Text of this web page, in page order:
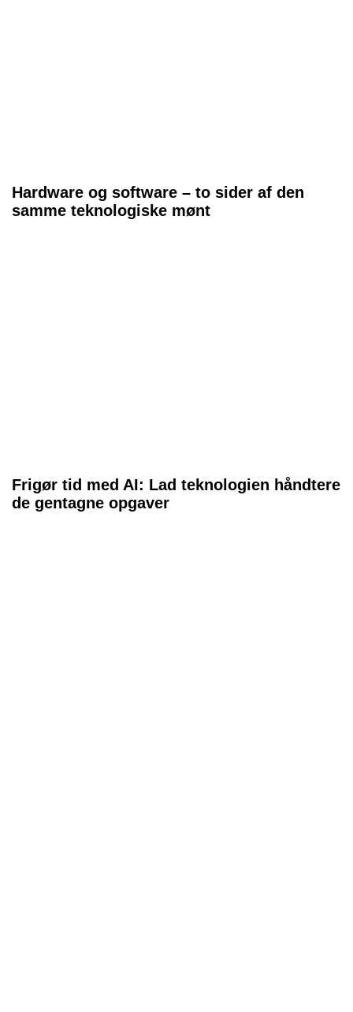
Hardware og software – to sider af den
samme teknologiske mønt
Frigør tid med AI: Lad teknologien håndtere
de gentagne opgaver